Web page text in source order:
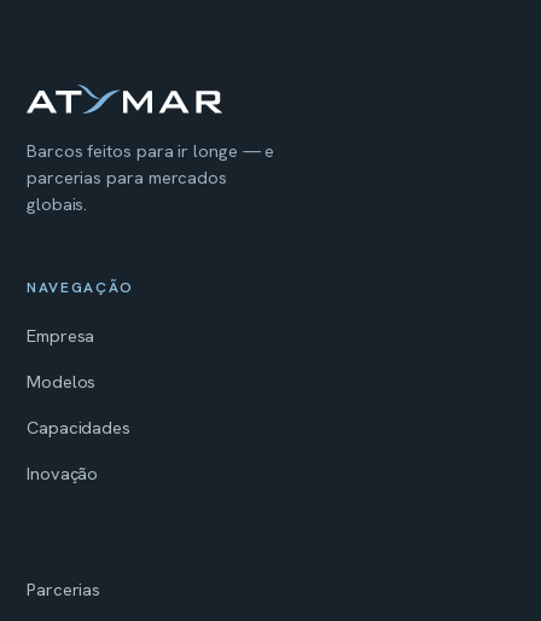
Barcos feitos para ir longe — e
parcerias para mercados
globais.
NAVEGAÇÃO
Empresa
Modelos
Capacidades
Inovação
Parcerias